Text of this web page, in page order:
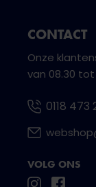
CONTACT
Onze
van 08.30 tot
0118 473
VOLG ONS